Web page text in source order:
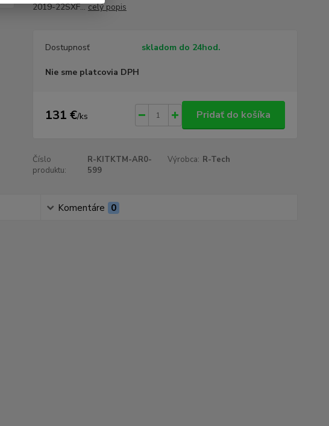
2019-22SXF...celý popis
Dostupnosť skladom do 24hod.
Nie sme platcovia DPH
131 €/ks Pridať do košíka
Číslo
produktu:
R-KITKTM-AR0-
599
Výrobca: R-Tech
Komentáre 0